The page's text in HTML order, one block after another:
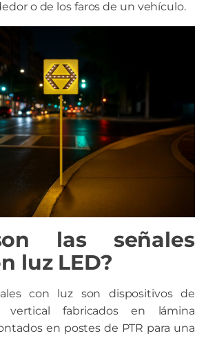
o de los faros de un vehículo.
las señales
luz LED?
con luz son dispositivos de
vertical fabricados en lámina
en postes de PTR para una